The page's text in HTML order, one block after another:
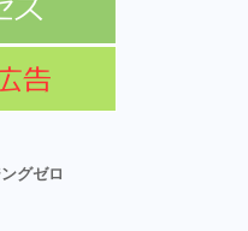
グゼロ